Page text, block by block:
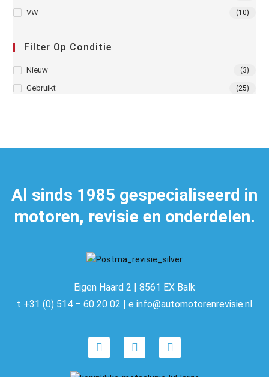
VW (10)
Filter Op Conditie
Nieuw (3)
Gebruikt (25)
Al sinds 1985 gespecialiseerd in
motoren, revisie en onderdelen.
Eigen Haard 2 | 8561 EX Balk
t +31 (0) 514 – 60 20 02 | e info@automotorenrevisie.nl